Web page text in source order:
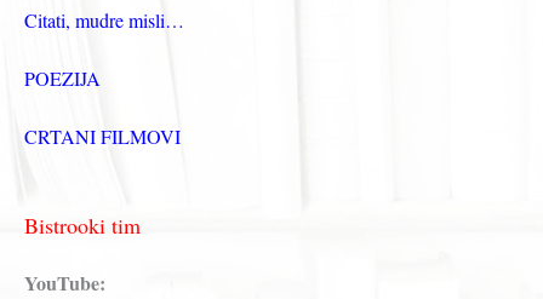
Citati, mudre misli…
POEZIJA
CRTANI FILMOVI
Bistrooki tim
YouTube: